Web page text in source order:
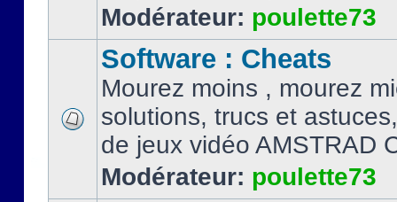
Modérateur: poulette73
Software : Cheats
Mourez moins , mourez
solutions, trucs et
de jeux vidéo AMSTRAD
Modérateur: poulette73